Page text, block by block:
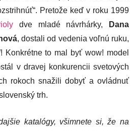
Pretože keď v roku 1999
dve mladé návrhárky,
Dana
, dostali od vedenia voľnú ruku,
Konkrétne to mal byť wow! model
v dravej konkurencii svetových
rokoch snažili dobyť a ovládnuť
trh.
katalógy, všimnete si, že na